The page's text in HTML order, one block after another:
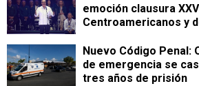
emoción clausura
Centroamericanos y
Nuevo Código Penal:
de emergencia se
tres años de prisión